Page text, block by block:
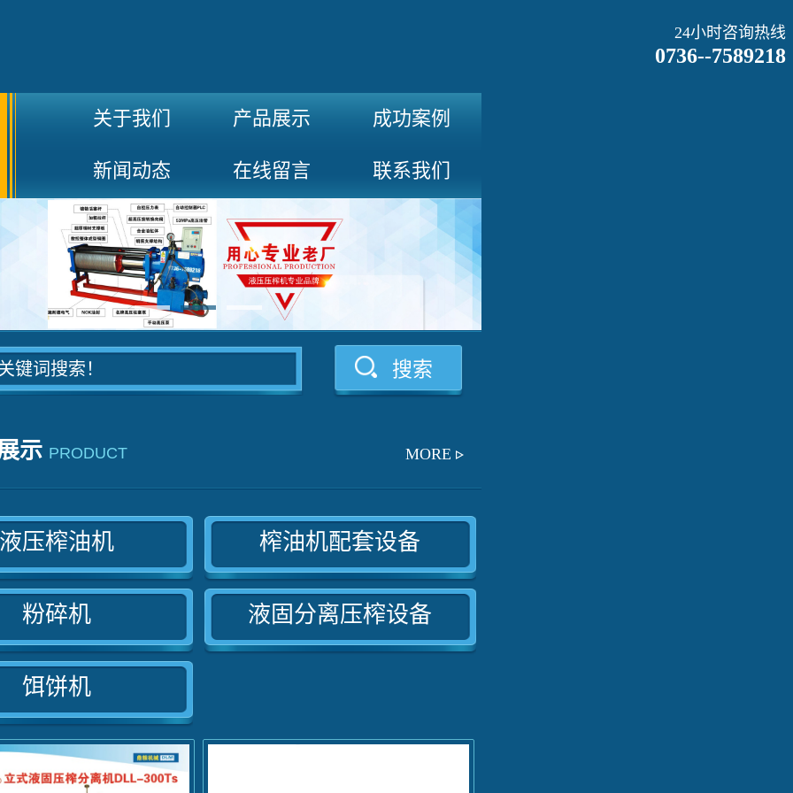
24小时咨询热线
0736--7589218
关于我们 产品展示 成功案例
新闻动态 在线留言 联系我们
示 PRODUCT MORE
压榨油机 榨油机配套设备
粉碎机 液固分离压榨设备
饵饼机